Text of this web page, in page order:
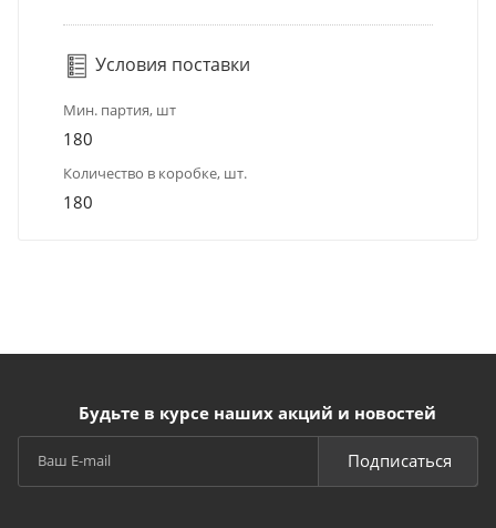
Условия поставки
Мин. партия, шт
180
Количество в коробке, шт.
180
Будьте в курсе наших акций и новостей
Подписаться